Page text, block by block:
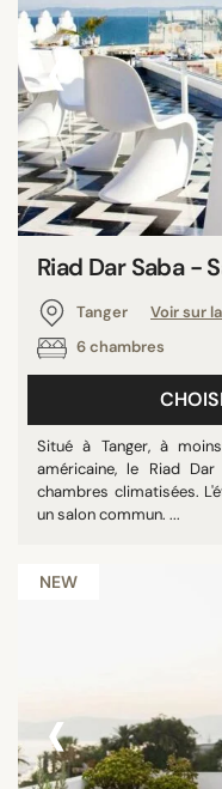
‹
Riad Dar Saba -
Tanger
Voir sur
6 chambres
Situé à Tanger, à
américaine, le Riad
chambres climatisées.
un salon commun. ...
NEW
‹